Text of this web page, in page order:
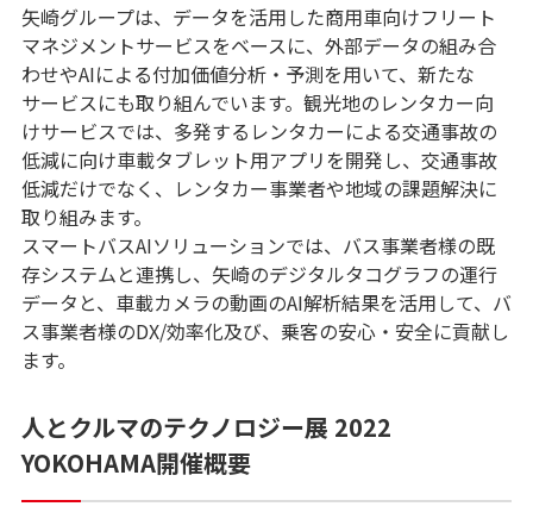
矢崎グループは、データを活用した商用車向けフリート
マネジメントサービスをベースに、外部データの組み合
わせやAIによる付加価値分析・予測を用いて、新たな
サービスにも取り組んでいます。観光地のレンタカー向
けサービスでは、多発するレンタカーによる交通事故の
低減に向け車載タブレット用アプリを開発し、交通事故
低減だけでなく、レンタカー事業者や地域の課題解決に
取り組みます。
スマートバスAIソリューションでは、バス事業者様の既
存システムと連携し、矢崎のデジタルタコグラフの運行
データと、車載カメラの動画のAI解析結果を活用して、バ
ス事業者様のDX/効率化及び、乗客の安心・安全に貢献し
ます。
人とクルマのテクノロジー展 2022
YOKOHAMA開催概要